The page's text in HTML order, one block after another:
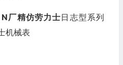
N厂精仿劳力士日志型系列
机械表